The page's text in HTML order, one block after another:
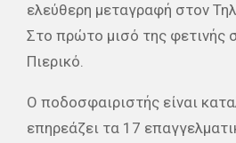
ελεύθερη μεταγραφή στον
Στο πρώτο μισό της φετινής
Πιερικό.
Ο ποδοσφαιριστής είναι
επηρεάζει τα 17